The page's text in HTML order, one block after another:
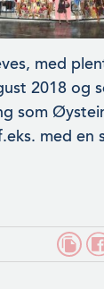
med
2018 og
som
med en